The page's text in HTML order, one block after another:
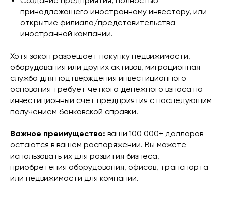
принадлежащего иностранному инвестору, или
открытие филиала/представительства
иностранной компании.
Хотя закон разрешает покупку недвижимости,
оборудования или других активов, миграционная
служба для подтверждения инвестиционного
основания требует четкого денежного взноса на
инвестиционный счет предприятия с последующим
получением банковской справки.
Важное преимущество: ваши 100 000+ долларов
остаются в вашем распоряжении. Вы можете
использовать их для развития бизнеса,
приобретения оборудования, офисов, транспорта
или недвижимости для компании.